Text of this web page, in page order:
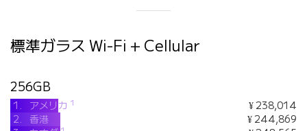
標準ガラス Wi-Fi + Cellular
256GB
1. アメリカ 1
¥ 238,014
2.
香港
¥ 244,869